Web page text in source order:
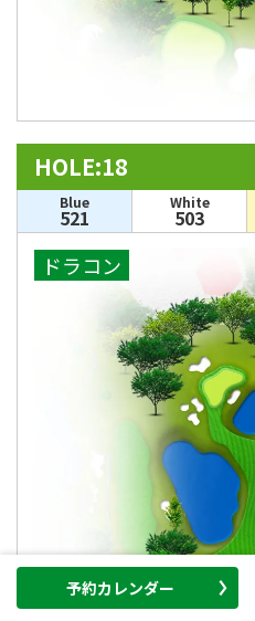
予約カレンダー
HOLE:18
Blue
521
White
503
ドラコン